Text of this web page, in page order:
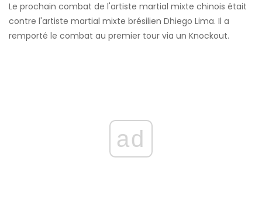
Le prochain combat de l'artiste martial mixte chinois était
contre l'artiste martial mixte brésilien Dhiego Lima. Il a
remporté le combat au premier tour via un Knockout.
ad